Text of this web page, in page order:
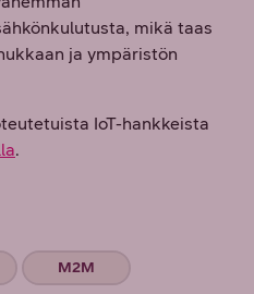
mikä taas
ja ympäristön
IoT-hankkeista
.
M2M